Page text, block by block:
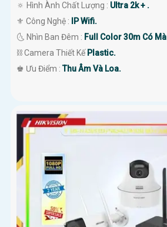
🔅 Hình Ành Chất Lượng : Ultra 2k + .
⚜️ Công Nghệ :
IP Wifi.
🌜 Nhìn Ban Đêm : Full Color 30m Có
⛓ Camera Thiết Kế Plastic.
️♚ Ưu Điểm :Thu Âm Và Loa.